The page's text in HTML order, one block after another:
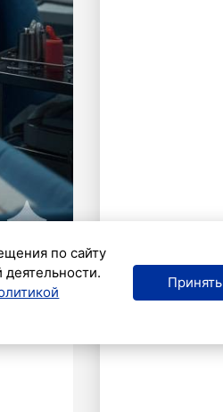
по сайту
Принять